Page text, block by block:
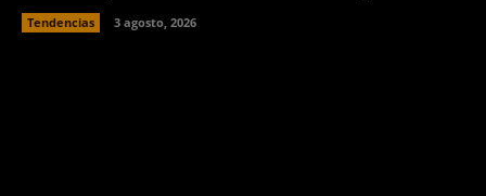
Tendencias 3 agosto, 2026